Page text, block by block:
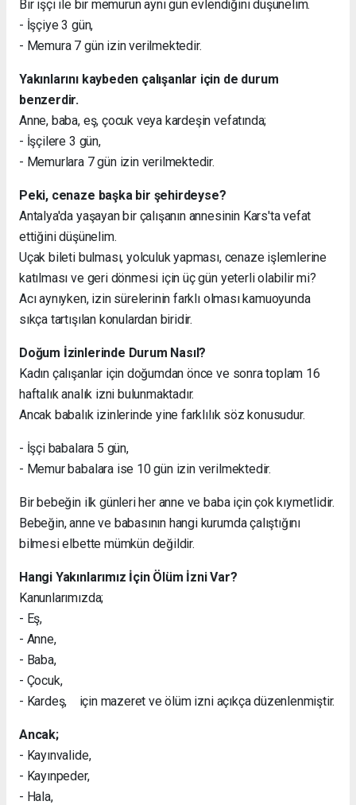
Bir işçi ile bir memurun aynı gün evlendiğini düşünelim.
- İşçiye 3 gün,
- Memura 7 gün izin verilmektedir.
Yakınlarını kaybeden çalışanlar için de durum
benzerdir.
Anne, baba, eş, çocuk veya kardeşin vefatında;
- İşçilere 3 gün,
- Memurlara 7 gün izin verilmektedir.
Peki, cenaze başka bir şehirdeyse?
Antalya'da yaşayan bir çalışanın annesinin Kars'ta vefat
ettiğini düşünelim.
Uçak bileti bulması, yolculuk yapması, cenaze işlemlerine
katılması ve geri dönmesi için üç gün yeterli olabilir mi?
Acı aynıyken, izin sürelerinin farklı olması kamuoyunda
sıkça tartışılan konulardan biridir.
Doğum İzinlerinde Durum Nasıl?
Kadın çalışanlar için doğumdan önce ve sonra toplam 16
haftalık analık izni bulunmaktadır.
Ancak babalık izinlerinde yine farklılık söz konusudur.
- İşçi babalara 5 gün,
- Memur babalara ise 10 gün izin verilmektedir.
Bir bebeğin ilk günleri her anne ve baba için çok kıymetlidir.
Bebeğin, anne ve babasının hangi kurumda çalıştığını
bilmesi elbette mümkün değildir.
Hangi Yakınlarımız İçin Ölüm İzni Var?
Kanunlarımızda;
- Eş,
- Anne,
- Baba,
- Çocuk,
- Kardeş, için mazeret ve ölüm izni açıkça düzenlenmiştir.
Ancak;
- Kayınvalide,
- Kayınpeder,
- Hala,